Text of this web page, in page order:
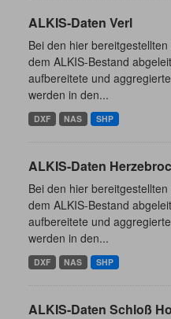
ALKIS-Daten Verl
Bei den hier
dem ALKIS-Bestand
aufbereitete und
werden in den...
DXF NAS SHP
ALKIS-Daten
Bei den hier
dem ALKIS-Bestand
aufbereitete und
werden in den...
DXF NAS SHP
ALKIS-Daten Schloß